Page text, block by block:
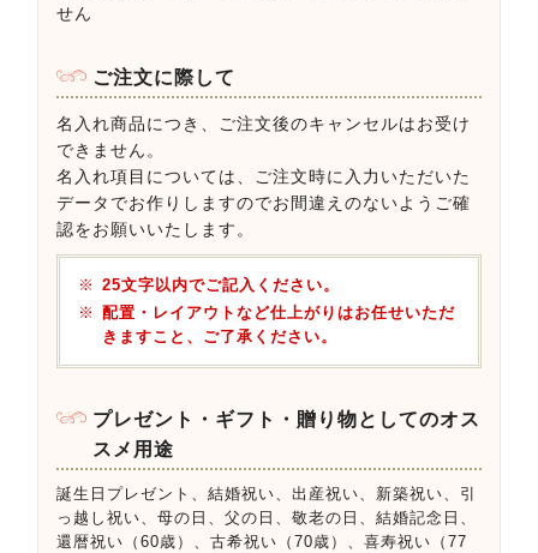
せん
ご注文に際して
名入れ商品につき、ご注文後のキャンセルはお受け
できません。
名入れ項目については、ご注文時に入力いただいた
データでお作りしますのでお間違えのないようご確
認をお願いいたします。
25文字以内でご記入ください。
配置・レイアウトなど仕上がりはお任せいただ
きますこと、ご了承ください。
プレゼント・ギフト・贈り物としてのオス
スメ用途
誕生日プレゼント、結婚祝い、出産祝い、新築祝い、引
っ越し祝い、母の日、父の日、敬老の日、結婚記念日、
還暦祝い（60歳）、古希祝い（70歳）、喜寿祝い（77